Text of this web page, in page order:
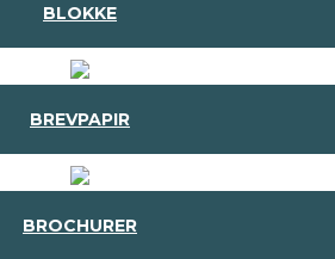
BLOKKE
BREVPAPIR
BROCHURER